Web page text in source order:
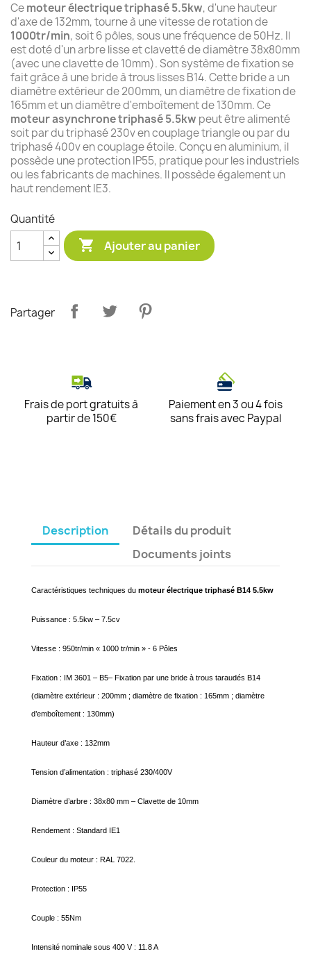
Cemoteur électrique triphasé 5.5kw, d'une hauteur
d'axe de 132mm, tourne à une vitesse de rotation de
1000tr/min, soit 6 pôles, sous une fréquence de 50Hz. Il
est doté d'un arbre lisse et clavetté de diamètre 38x80mm
(avec une clavette de 10mm). Son système de fixation se
fait grâce à une bride à trous lisses B14. Cette bride a un
diamètre extérieur de 200mm, un diamètre de fixation de
165mm et un diamètre d'emboîtement de 130mm. Ce
moteur asynchrone triphasé 5.5kw peut être alimenté
soit par du triphasé 230v en couplage triangle ou par du
triphasé 400v en couplage étoile. Conçu en aluminium, il
possède une protection IP55, pratique pour les industriels
ou les fabricants de machines. Il possède également un
haut rendement IE3.
Quantité
 Ajouter au panier
Partager
Frais de port gratuits à
partir de 150€
Paiement en 3 ou 4 fois
sans frais avec Paypal
Description
Détails du produit
Documents joints
Caractéristiques techniques du moteur électrique triphasé B14 5.5kw
Puissance : 5.5kw – 7.5cv
Vitesse : 950tr/min « 1000 tr/min » - 6 Pôles
Fixation : IM 3601 – B5– Fixation par une bride à trous taraudés B14
(diamètre extérieur : 200mm ; diamètre de fixation : 165mm ; diamètre
d’emboîtement : 130mm)
Hauteur d’axe : 132mm
Tension d’alimentation : triphasé 230/400V
Diamètre d’arbre : 38x80 mm – Clavette de 10mm
Rendement : Standard IE1
Couleur du moteur : RAL 7022.
Protection : IP55
Couple : 55Nm
Intensité nominale sous 400 V : 11.8 A